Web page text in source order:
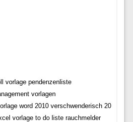
vorlage pendenzenliste
vorlagen
word 2010 verschwenderisch 20
vorlage to do liste rauchmelder